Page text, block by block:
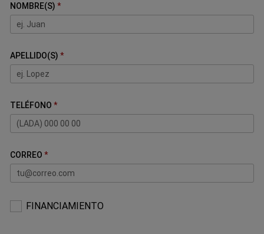
NOMBRE(S)
APELLIDO(S)
TELÉFONO
CORREO
FINANCIAMIENTO